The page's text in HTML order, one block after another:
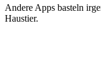
Andere Apps basteln
Haustier.